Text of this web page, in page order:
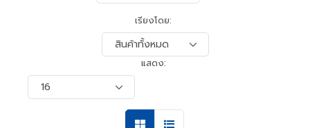
เรียงโดย:
แสดง: